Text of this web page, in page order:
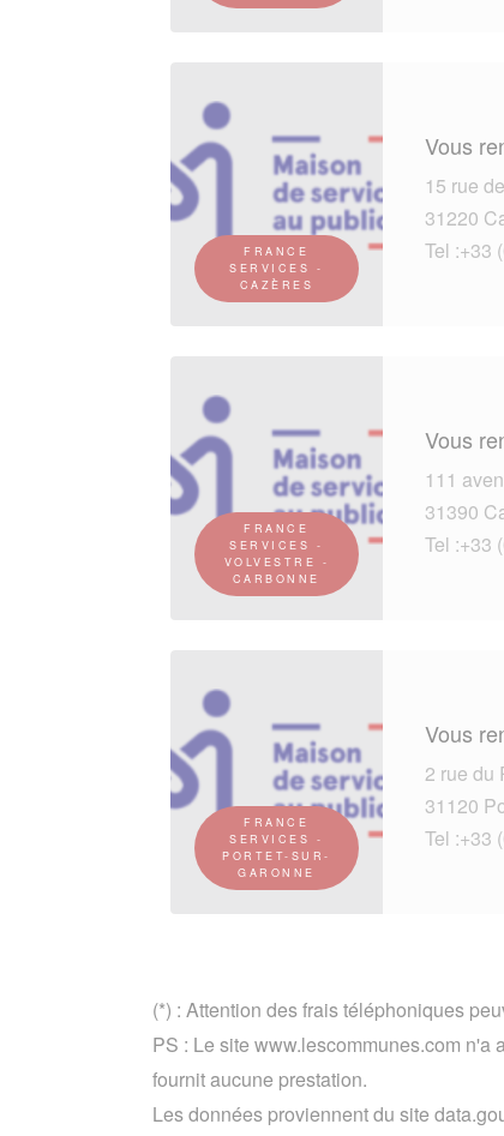
FRANCE
SERVICES -
CAZÈRES
Vous
15 rue
31220
Tel :+33
FRANCE
SERVICES -
VOLVESTRE -
CARBONNE
Vous
111
31390
Tel :+33
FRANCE
SERVICES -
PORTET-SUR-
GARONNE
Vous
2 rue du
31120
Tel :+33
(*) : Attention des frais téléphoniques
PS : Le site www.lescommunes.com n'a
fournit aucune prestation.
Les données proviennent du site